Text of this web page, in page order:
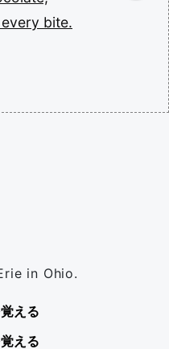
every bite.
in Ohio.
える
える